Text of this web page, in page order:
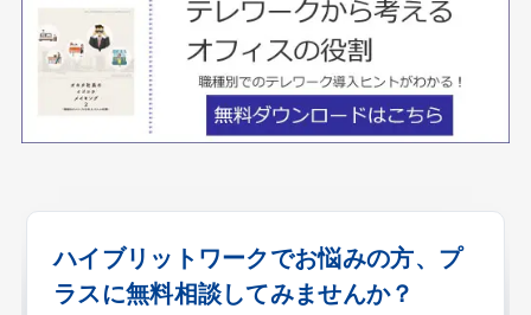
ハイブリットワークでお悩みの方、プ
ラスに無料相談してみませんか？